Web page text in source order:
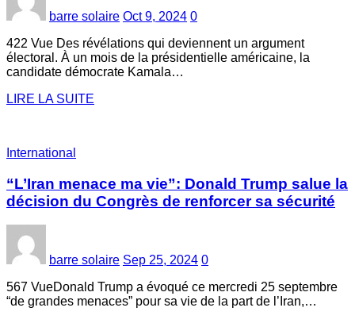
barre solaire Oct 9, 2024 0
422 Vue Des révélations qui deviennent un argument
électoral. À un mois de la présidentielle américaine, la
candidate démocrate Kamala…
LIRE LA SUITE
International
“L’Iran menace ma vie”: Donald Trump salue la
décision du Congrès de renforcer sa sécurité
barre solaire Sep 25, 2024 0
567 VueDonald Trump a évoqué ce mercredi 25 septembre
“de grandes menaces” pour sa vie de la part de l’Iran,…